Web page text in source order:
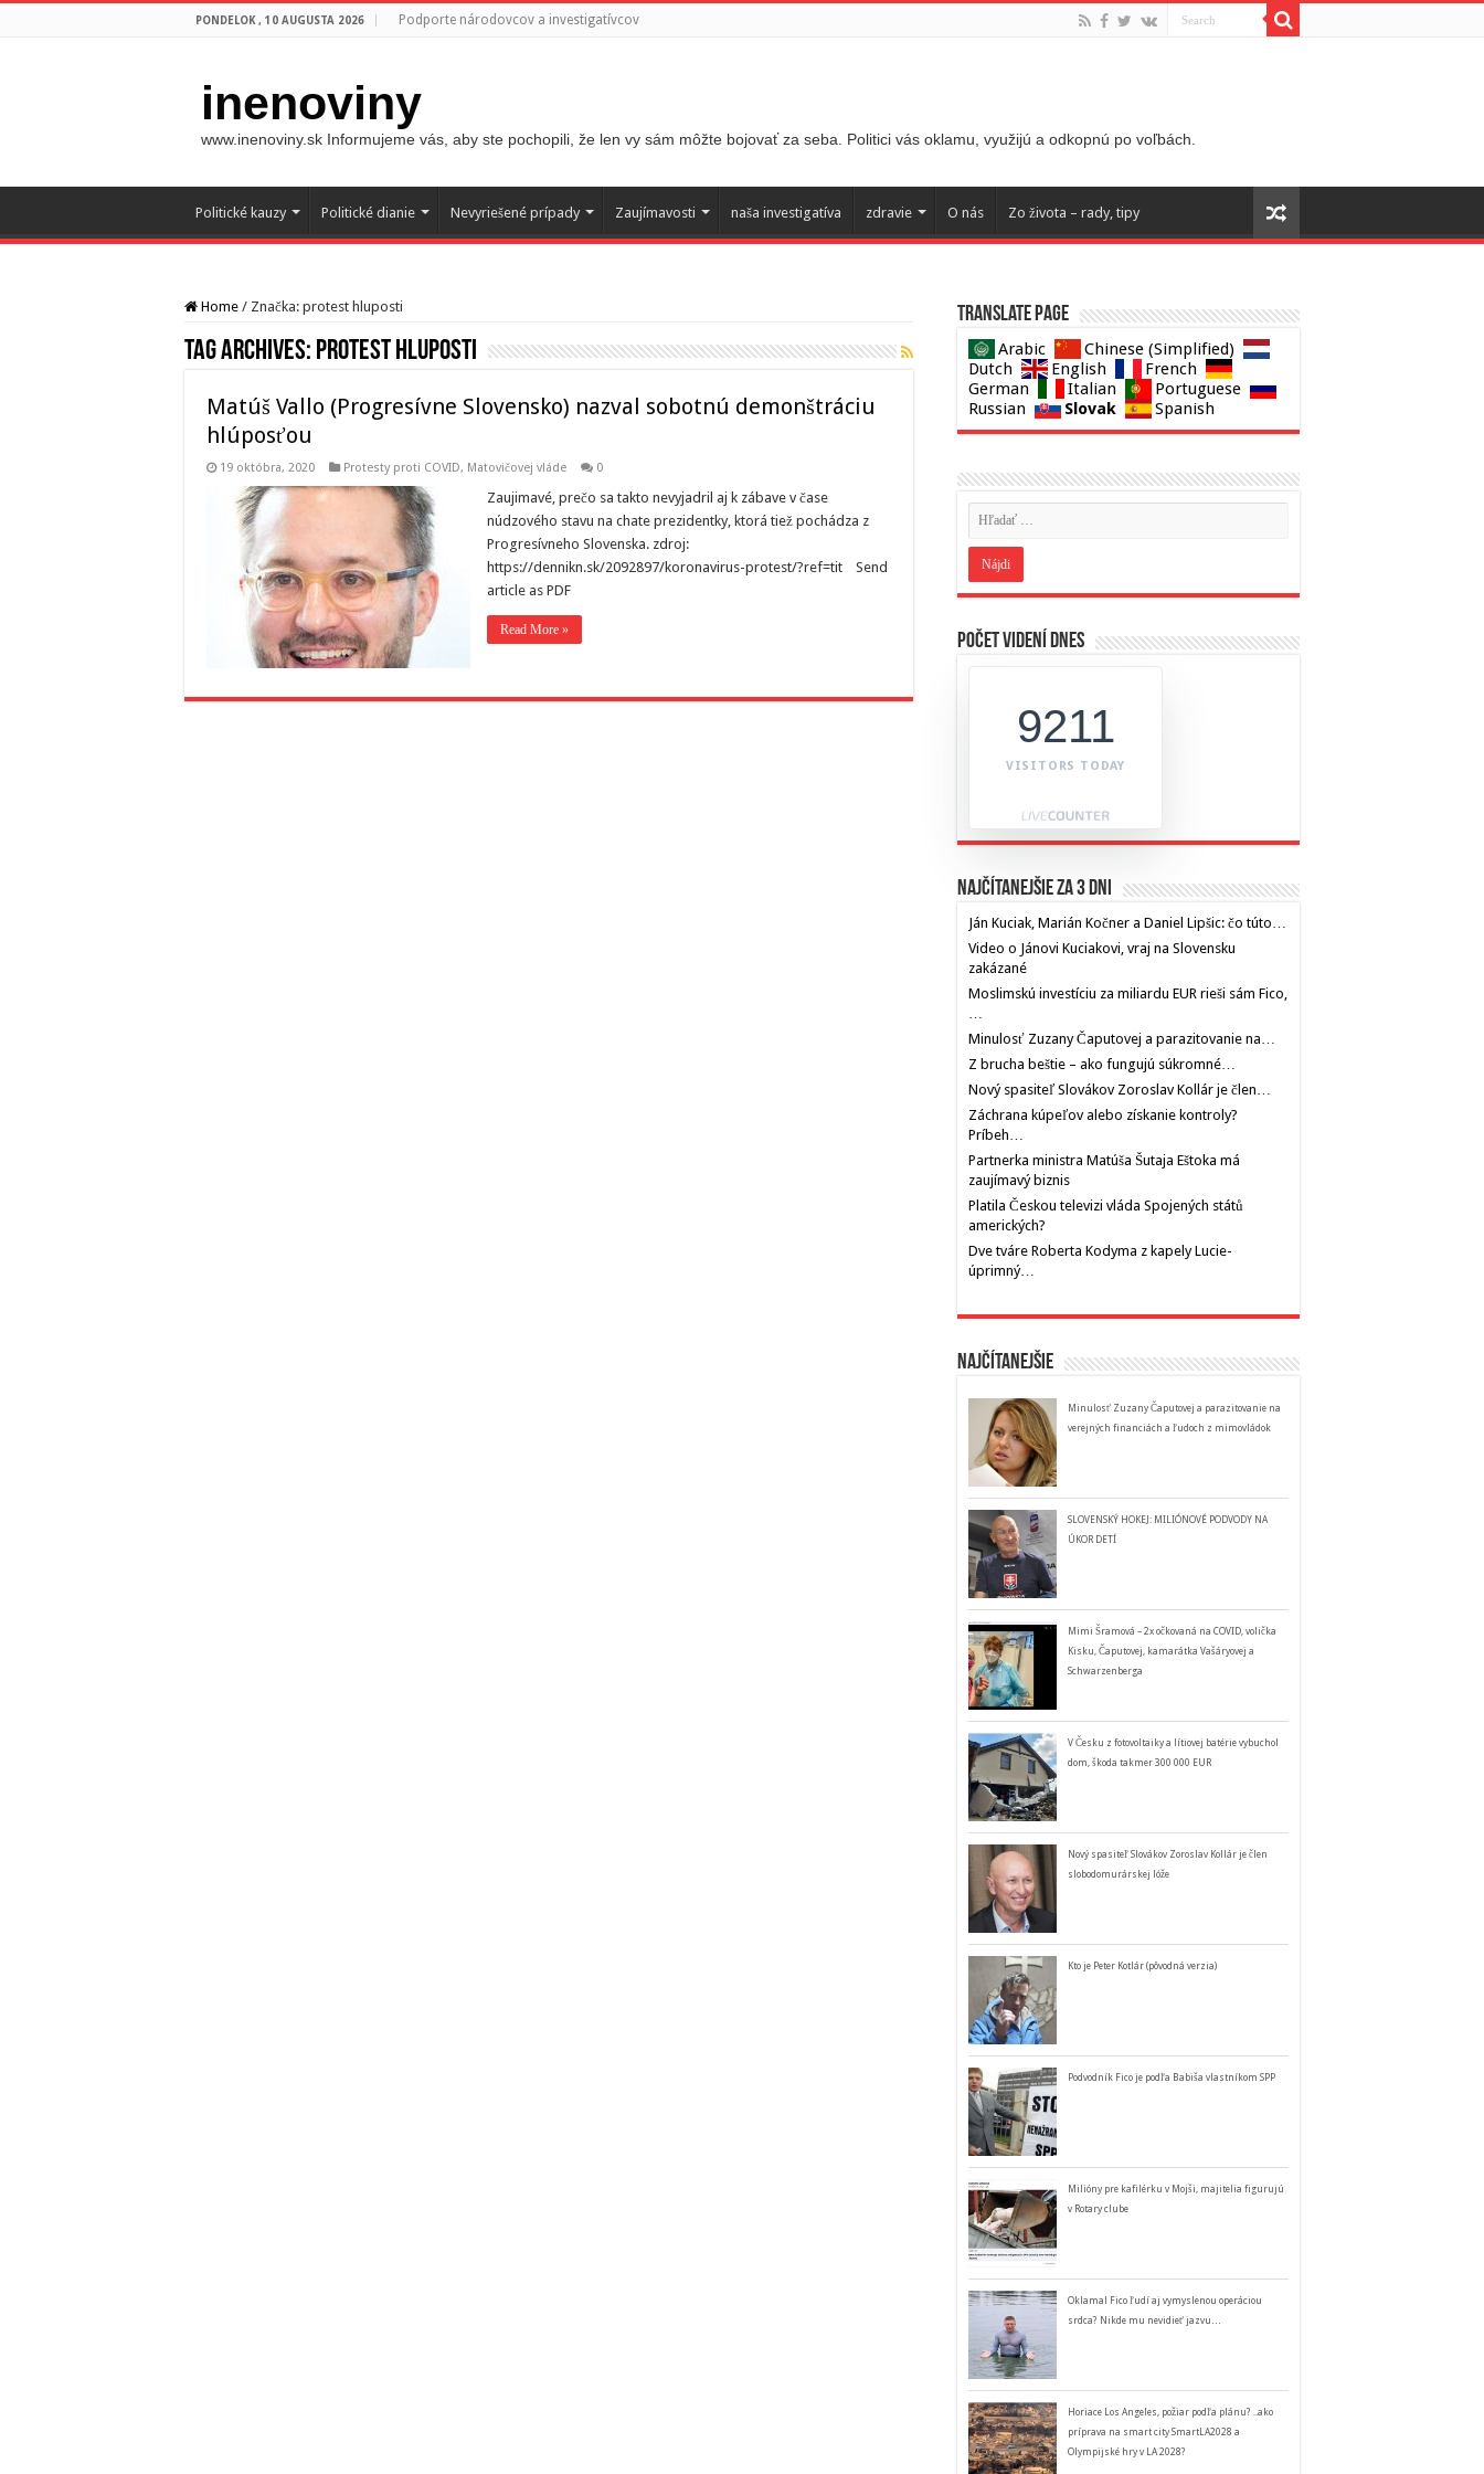
PONDELOK , 10 AUGUSTA 2026 Podporte národovcov a investigatívcov
inenoviny
www.inenoviny.sk Informujeme vás, aby ste pochopili, že len vy sám môžte bojovať za seba. Politici vás oklamu, využijú a odkopnú po voľbách.
Politické kauzy Politické dianie Nevyriešené prípady Zaujímavosti naša investigatíva zdravie O nás Zo života – rady, tipy
Home / Značka: protest hluposti
Tag Archives: protest hluposti
Matúš Vallo (Progresívne Slovensko) nazval sobotnú demonštráciu
hlúposťou
19 októbra, 2020 Protesty proti COVID, Matovičovej vláde 0
Zaujimavé, prečo sa takto nevyjadril aj k zábave v čase
núdzového stavu na chate prezidentky, ktorá tiež pochádza z
Progresívneho Slovenska. zdroj:
https://dennikn.sk/2092897/koronavirus-protest/?ref=tit Send
article as PDF
Read More »
Translate page
Arabic
Chinese (Simplified)
Dutch
English
French
German
Italian
Portuguese
Russian
Slovak Spanish
Počet videní dnes
9211
VISITORS TODAY
Najčítanejšie za 3 dni
Ján Kuciak, Marián Kočner a Daniel Lipšic: čo túto…
Video o Jánovi Kuciakovi, vraj na Slovensku
zakázané
Moslimskú investíciu za miliardu EUR rieši sám Fico,
…
Minulosť Zuzany Čaputovej a parazitovanie na…
Z brucha beštie – ako fungujú súkromné…
Nový spasiteľ Slovákov Zoroslav Kollár je člen…
Záchrana kúpeľov alebo získanie kontroly?
Príbeh…
Partnerka ministra Matúša Šutaja Eštoka má
zaujímavý biznis
Platila Českou televizi vláda Spojených států
amerických?
Dve tváre Roberta Kodyma z kapely Lucie-
úprimný…
Najčítanejšie
Minulosť Zuzany Čaputovej a parazitovanie na
verejných financiách a ľudoch z mimovládok
SLOVENSKÝ HOKEJ: MILIÓNOVÉ PODVODY NA
ÚKOR DETÍ
Mimi Šramová – 2x očkovaná na COVID, volička
Kisku, Čaputovej, kamarátka Vašáryovej a
Schwarzenberga
V Česku z fotovoltaiky a lítiovej batérie vybuchol
dom, škoda takmer 300 000 EUR
Nový spasiteľ Slovákov Zoroslav Kollár je člen
slobodomurárskej lóže
Kto je Peter Kotlár (pôvodná verzia)
Podvodník Fico je podľa Babiša vlastníkom SPP
Milióny pre kafilérku v Mojši, majitelia figurujú
v Rotary clube
Oklamal Fico ľudí aj vymyslenou operáciou
srdca? Nikde mu nevidieť jazvu…
Horiace Los Angeles, požiar podľa plánu? ..ako
príprava na smart city SmartLA2028 a
Olympijské hry v LA 2028?